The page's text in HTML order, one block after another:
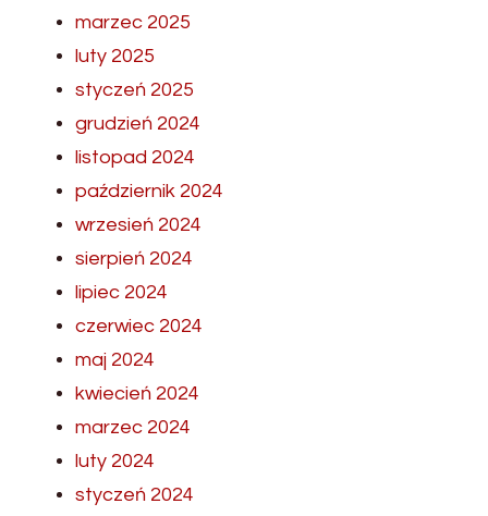
marzec 2025
luty 2025
styczeń 2025
grudzień 2024
listopad 2024
październik 2024
wrzesień 2024
sierpień 2024
lipiec 2024
czerwiec 2024
maj 2024
kwiecień 2024
marzec 2024
luty 2024
styczeń 2024